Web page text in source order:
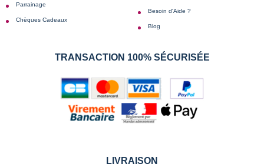
Parrainage
Chèques Cadeaux
Besoin d'Aide ?
Blog
TRANSACTION 100% SÉCURISÉE
LIVRAISON